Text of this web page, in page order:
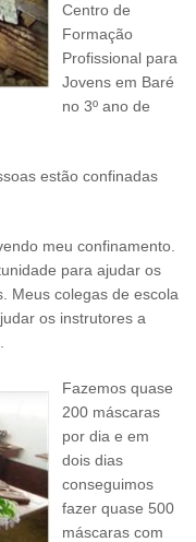
Centro de
Formação
Profissional para
Jovens em Baré
no 3º ano de
estão confinadas
meu confinamento.
para ajudar os
Meus colegas de escola
os instrutores a
Fazemos quase
200 máscaras
por dia e em
dois dias
conseguimos
fazer quase 500
máscaras com